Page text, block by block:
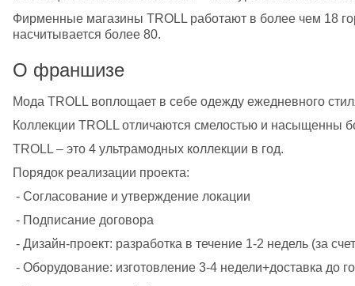
Фирменные магазины ТROLL работают в более чем 18
насчитывается более 80.
О франшизе
Мода TROLL воплощает в себе одежду ежедневного
Коллекции TROLL отличаются смелостью и насыщенны
TROLL – это 4 ультрамодных коллекции в год.
Порядок реализации проекта:
- Согласование и утверждение локации
- Подписание договора
- Дизайн-проект: разработка в течение 1-2 недель (за
- Оборудование: изготовление 3-4 недели+доставка до